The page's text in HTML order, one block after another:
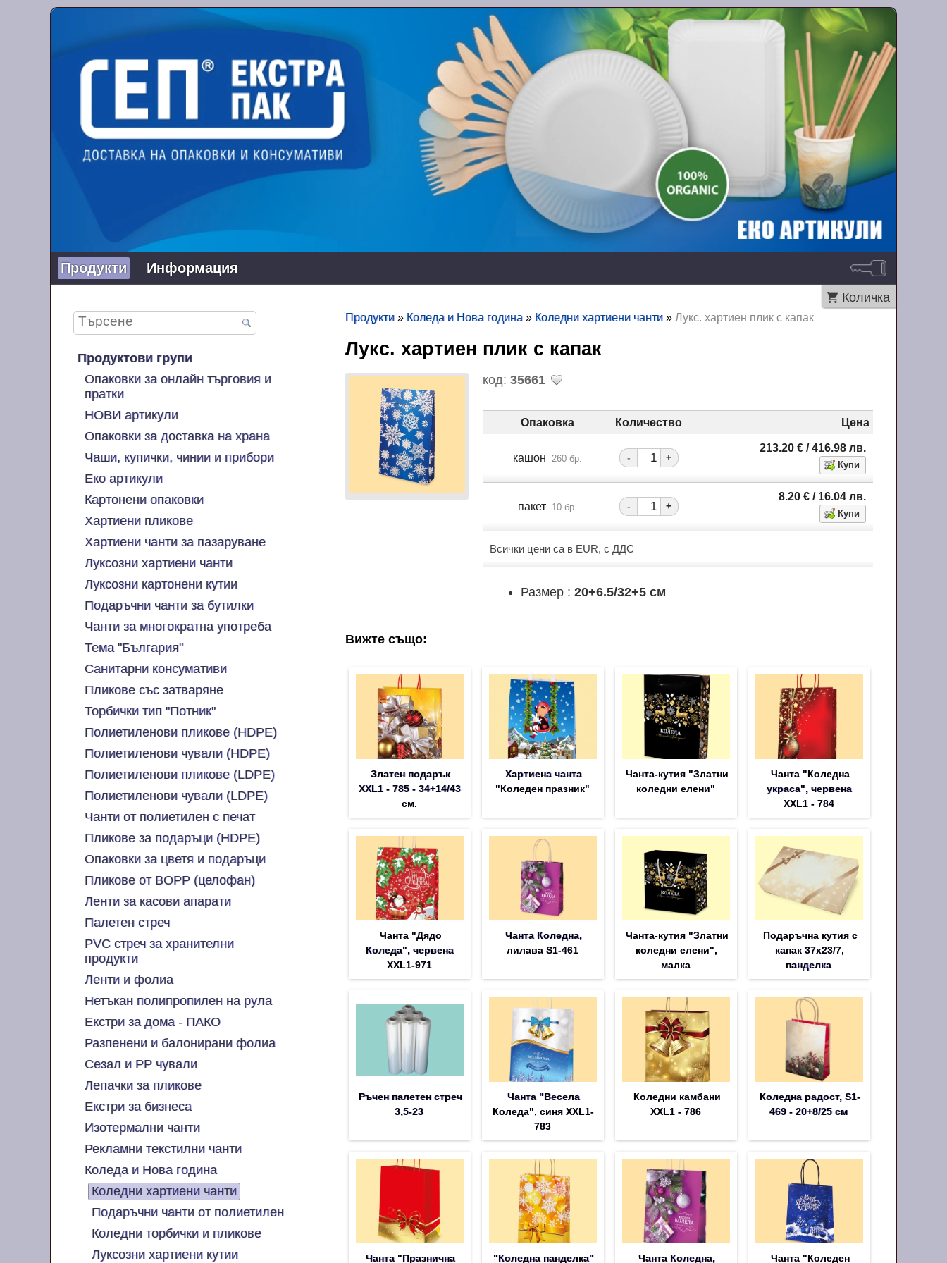
Продукти Информация
Количка
Продуктови групи
Опаковки за онлайн търговия и
пратки
НОВИ артикули
Опаковки за доставка на храна
Чаши, купички, чинии и прибори
Еко артикули
Картонени опаковки
Хартиени пликове
Хартиени чанти за пазаруване
Луксозни хартиени чанти
Луксозни картонени кутии
Подаръчни чанти за бутилки
Чанти за многократна употреба
Тема "България"
Санитарни консумативи
Пликове със затваряне
Торбички тип "Потник"
Полиетиленови пликове (HDPE)
Полиетиленови чували (HDPE)
Полиетиленови пликове (LDPE)
Полиетиленови чували (LDPE)
Чанти от полиетилен с печат
Пликове за подаръци (HDPE)
Опаковки за цветя и подаръци
Пликове от BOPP (целофан)
Ленти за касови апарати
Палетен стреч
PVC стреч за хранителни
продукти
Ленти и фолиа
Нетъкан полипропилен на рула
Екстри за дома - ПАКО
Разпенени и балонирани фолиа
Сезал и PP чували
Лепачки за пликове
Екстри за бизнеса
Изотермални чанти
Рекламни текстилни чанти
Коледа и Нова година
Коледни хартиени чанти
Подаръчни чанти от полиетилен
Коледни торбички и пликове
Луксозни хартиени кутии
Продукти » Коледа и Нова година » Коледни хартиени чанти »Лукс. хартиен плик с капак
Лукс. хартиен плик с капак
код:35661
Опаковка Количество Цена
кашон 260 бр. - +
213.20€ / 416.98лв.
пакет 10 бр. - +
8.20€ / 16.04лв.
Всички цени са в EUR, с ДДС
Размер :20+6.5/32+5 см
Вижте също:
Златен подарък
XXL1 - 785 - 34+14/43
см.
Хартиена чанта
"Коледен празник"
Чанта-кутия "Златни
коледни елени"
Чанта "Коледна
украса", червена
XXL1 - 784
Чанта "Дядо
Коледа", червена
XXL1-971
Чанта Коледна,
лилава S1-461
Чанта-кутия "Златни
коледни елени",
малка
Подаръчна кутия с
капак 37x23/7,
панделка
Ръчен палетен стреч
3,5-23
Чанта "Весела
Коледа", синя XXL1-
783
Коледни камбани
XXL1 - 786
Коледна радост, S1-
469 - 20+8/25 см
Чанта "Празнична "Коледна панделка" Чанта Коледна, Чанта "Коледен